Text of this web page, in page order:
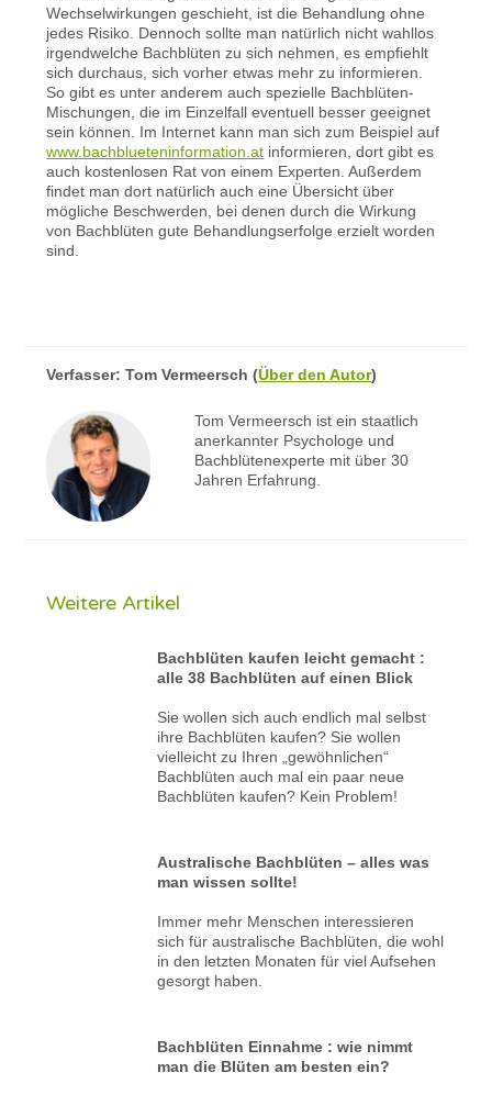
Wechselwirkungen geschieht, ist die Behandlung ohne
jedes Risiko. Dennoch sollte man natürlich nicht wahllos
irgendwelche Bachblüten zu sich nehmen, es empfiehlt
sich durchaus, sich vorher etwas mehr zu informieren.
So gibt es unter anderem auch spezielle Bachblüten-
Mischungen, die im Einzelfall eventuell besser geeignet
sein können. Im Internet kann man sich zum Beispiel auf
www.bachblueteninformation.at informieren, dort gibt es
auch kostenlosen Rat von einem Experten. Außerdem
findet man dort natürlich auch eine Übersicht über
mögliche Beschwerden, bei denen durch die Wirkung
von Bachblüten gute Behandlungserfolge erzielt worden
sind.
Verfasser:Tom Vermeersch (Über den Autor)
Tom Vermeersch ist ein staatlich
anerkannter Psychologe und
Bachblütenexperte mit über 30
Jahren Erfahrung.
Weitere Artikel
Bachblüten kaufen leicht gemacht :
alle 38 Bachblüten auf einen Blick
Sie wollen sich auch endlich mal selbst
ihre Bachblüten kaufen? Sie wollen
vielleicht zu Ihren „gewöhnlichen“
Bachblüten auch mal ein paar neue
Bachblüten kaufen? Kein Problem!
Australische Bachblüten – alles was
man wissen sollte!
Immer mehr Menschen interessieren
sich für australische Bachblüten, die wohl
in den letzten Monaten für viel Aufsehen
gesorgt haben.
Bachblüten Einnahme : wie nimmt
man die Blüten am besten ein?